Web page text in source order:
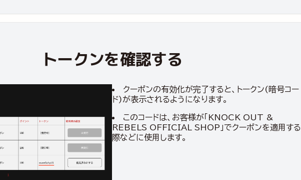
トークンを確認する
クーポンの有効化が完了すると、トークン(暗号コー
ド)が表示されるようになります。
このコードは、お客様が「KNOCK OUT &
REBELS OFFICIAL SHOP」でクーポンを適用する
際などに使用します。